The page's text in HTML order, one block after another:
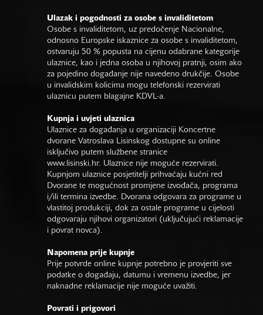
Ulazak i pogodnosti za osobe s invaliditetom
Osobe s invaliditetom, uz predočenje Nacionalne,
odnosno Europske iskaznice za osobe s invaliditetom,
ostvaruju 50 % popusta na cijenu odabrane kategorije
ulaznice, kao i jedna osoba u njihovoj pratnji, osim ako
za pojedino događanje nije navedeno drukčije. Osobe
u invalidskim kolicima mogu telefonski rezervirati
ulaznicu putem blagajne KDVL-a.
Kupnja i uvjeti ulaznica
Ulaznice za događanja u organizaciji Koncertne
dvorane Vatroslava Lisinskog dostupne su online
isključivo putem službene stranice
www.lisinski.hr. Ulaznice nije moguće rezervirati.
Kupnjom ulaznice posjetitelji prihvaćaju kućni red
Dvorane te mogućnost promjene izvođača, programa
i/ili termina izvedbe. Dvorana odgovara za programe u
vlastitoj produkciji, dok za ostale programe u cijelosti
odgovaraju njihovi organizatori (uključujući reklamacije
i povrat novca).
Napomena prije kupnje
Prije potvrde online kupnje potrebno je provjeriti sve
podatke o događaju, datumu i vremenu izvedbe, jer
naknadne reklamacije nije moguće uvažiti.
Povrati i prigovori